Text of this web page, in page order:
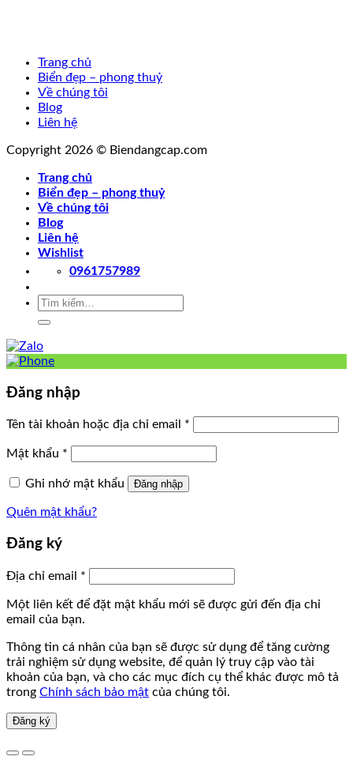
Trang chủ
Biển đẹp – phong thuỷ
Về chúng tôi
Blog
Liên hệ
Copyright 2026 © Biendangcap.com
Trang chủ
Biển đẹp – phong thuỷ
Về chúng tôi
Blog
Liên hệ
Wishlist
0961757989
Tìm
Đăng nhập
Tên tài khoản hoặc địa chỉ email *
Mật khẩu *
Ghi nhớ mật khẩu Đăng nhập
Quên mật khẩu?
Đăng ký
Địa chỉ email *
Một liên kết để đặt mật khẩu mới sẽ được gửi đến địa chỉ
email của bạn.
Thông tin cá nhân của bạn sẽ được sử dụng để tăng cường
trải nghiệm sử dụng website, để quản lý truy cập vào tài
khoản của bạn, và cho các mục đích cụ thể khác được mô tả
trong Chính sách bảo mật của chúng tôi.
Đăng ký